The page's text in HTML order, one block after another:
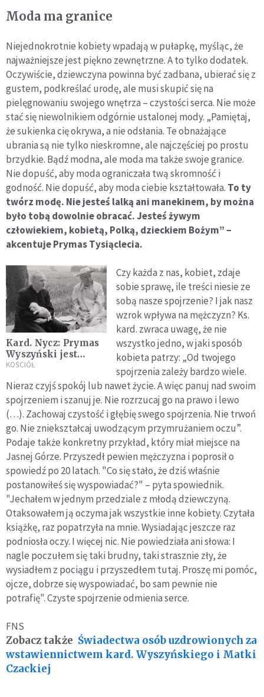
Moda ma granice
Niejednokrotnie kobiety wpadają w pułapkę, myśląc, że
najważniejsze jest piękno zewnętrzne. A to tylko dodatek.
Oczywiście, dziewczyna powinna być zadbana, ubierać się z
gustem, podkreślać urodę, ale musi skupić się na
pielęgnowaniu swojego wnętrza – czystości serca. Nie może
stać się niewolnikiem odgórnie ustalonej mody. „Pamiętaj,
że sukienka cię okrywa, a nie odsłania. Te obnażające
ubrania są nie tylko nieskromne, ale najczęściej po prostu
brzydkie. Bądź modna, ale moda ma także swoje granice.
Nie dopuść, aby moda ograniczała twą skromność i
godność. Nie dopuść, aby moda ciebie kształtowała. To ty
twórz modę. Nie jesteś lalką ani manekinem, by można
było tobą dowolnie obracać. Jesteś żywym
człowiekiem, kobietą, Polką, dzieckiem Bożym” –
akcentuje Prymas Tysiąclecia.
Kard. Nycz: Prymas
Wyszyński jest
godny
kopiowania
KOŚCIÓŁ
Czy każda z nas, kobiet, zdaje
sobie sprawę, ile treści niesie ze
sobą nasze spojrzenie? I jak nasz
wzrok wpływa na mężczyzn? Ks.
kard. zwraca uwagę, że nie
wszystko jedno, w jaki sposób
kobieta patrzy: „Od twojego
spojrzenia zależy bardzo wiele.
Nieraz czyjś spokój lub nawet życie. A więc panuj nad swoim
spojrzeniem i szanuj je. Nie rozrzucaj go na prawo i lewo
(…). Zachowaj czystość i głębię swego spojrzenia. Nie trwoń
go. Nie zniekształcaj uwodzącym przymrużaniem oczu”.
Podaje także konkretny przykład, który miał miejsce na
Jasnej Górze. Przyszedł pewien mężczyzna i poprosił o
spowiedź po 20 latach. "Co się stało, że dziś właśnie
postanowiłeś się wyspowiadać?" – pyta spowiednik.
"Jechałem w jednym przedziale z młodą dziewczyną.
Otaksowałem ją oczyma jak wszystkie inne kobiety. Czytała
książkę, raz popatrzyła na mnie. Wysiadając jeszcze raz
podniosła oczy. I więcej nic. Nie powiedziała ani słowa: I
nagle poczułem się taki brudny, taki strasznie zły, że
wysiadłem z pociągu i przyszedłem tutaj. Proszę mi pomóc,
ojcze, dobrze się wyspowiadać, bo sam pewnie nie
potrafię". Czyste spojrzenie odmienia serce.
FNS
Zobacz także Świadectwa osób uzdrowionych za
wstawiennictwem kard. Wyszyńskiego i Matki
Czackiej